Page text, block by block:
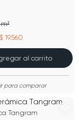
19.560
al carrito
Tangram